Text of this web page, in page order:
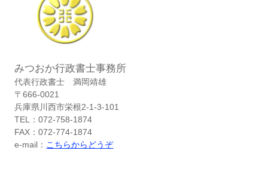
みつおか行政書士事務所
代表行政書士 満岡靖雄
〒666-0021
兵庫県川西市栄根2-1-3-101
TEL：072-758-1874
FAX：072-774-1874
e-mail： こちらからどうぞ